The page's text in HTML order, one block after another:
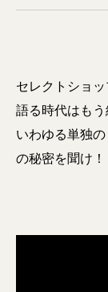
セレクトショ
語る時代はもう
いわゆる単独
の秘密を聞け！